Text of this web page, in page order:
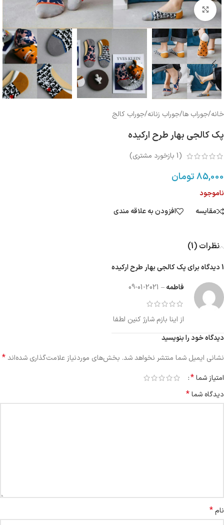
بزرگنمایی تصویر
خانه/جوراب ها/جوراب زنانه/جوراب کالج
پک کالجی بهار طرح ارکیده
(
1 بازخورد مشتری)
85,000تومان
ناموجود
مقایسه
افزودن به علاقه مندی
نظرات (1)
1 دیدگاه برای
پک کالجی بهار طرح ارکیده
فاطمه–
2021-01-09
از اینا بازم شارژ کنین لطفا
دیدگاه خود را بنویسید
نشانی ایمیل شما منتشر نخواهد شد. بخش‌های موردنیاز علامت‌گذاری شده‌اند*
امتیاز شما*
دیدگاه شما*
نام*